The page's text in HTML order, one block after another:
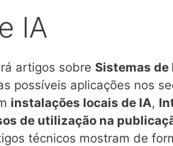
IA
artigos sobre Sistemas de
possíveis aplicações nos
instalações locais de IA,
de utilização na
técnicos mostram de